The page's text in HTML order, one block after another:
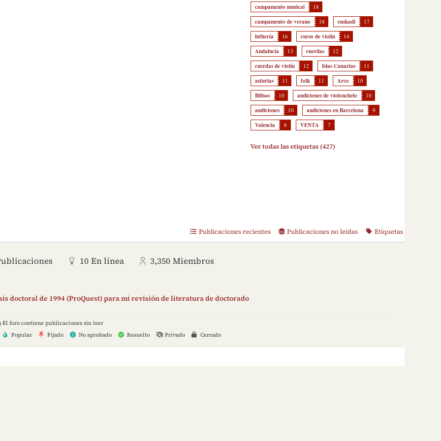
campamento musical 18
campamento de verano 18 euskadi 17
luthería 16 curso de violín 14
Andalucía 13 cuerdas 12
cuerdas de violín 12 Islas Canarias 11
asturias 11 folk 11 Arco 10
Bilbao 10 audiciones de violonchelo 10
audiciones 10 audiciones en Barcelona 9
Valencia 8 VENTA 7
Ver todas las etiquetas (427)
Publicaciones recientes Publicaciones no leídas Etiquetas
10 En línea 3,350 Miembros
doctoral de 1994 (ProQuest) para mi revisión de literatura de doctorado
El foro contiene publicaciones sin leer
Popular Fijado No aprobado Resuelto Privado Cerrado